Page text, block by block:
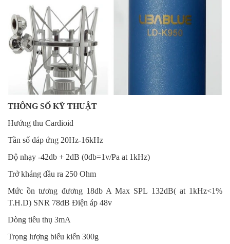
THÔNG SỐ KỸ THUẬT
Hướng thu Cardioid
Tần số đáp ứng 20Hz-16kHz
Độ nhạy -42db + 2dB (0db=1v/Pa at 1kHz)
Trở kháng đầu ra 250 Ohm
Mức ồn tương đương 18db A Max SPL 132dB( at 1kHz<1%
T.H.D) SNR 78dB Điện áp 48v
Dòng tiêu thụ 3mA
Trọng lượng biểu kiến 300g